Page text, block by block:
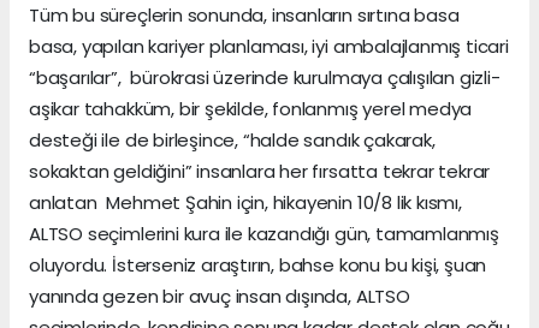
Tüm bu süreçlerin sonunda, insanların sırtına basa
basa, yapılan kariyer planlaması, iyi ambalajlanmış ticari
“başarılar”, bürokrasi üzerinde kurulmaya çalışılan gizli-
aşikar tahakküm, bir şekilde, fonlanmış yerel medya
desteği ile de birleşince, “halde sandık çakarak,
sokaktan geldiğini” insanlara her fırsatta tekrar tekrar
anlatan Mehmet Şahin için, hikayenin 10/8 lik kısmı,
ALTSO seçimlerini kura ile kazandığı gün, tamamlanmış
oluyordu. İsterseniz araştırın, bahse konu bu kişi, şuan
yanında gezen bir avuç insan dışında, ALTSO